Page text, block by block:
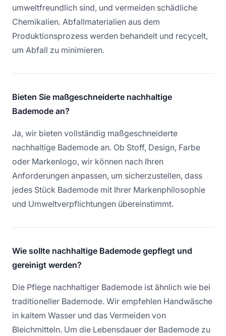
umweltfreundlich sind, und vermeiden schädliche
Chemikalien. Abfallmaterialien aus dem
Produktionsprozess werden behandelt und recycelt,
um Abfall zu minimieren.
Bieten Sie maßgeschneiderte nachhaltige
Bademode an?
Ja, wir bieten vollständig maßgeschneiderte
nachhaltige Bademode an. Ob Stoff, Design, Farbe
oder Markenlogo, wir können nach Ihren
Anforderungen anpassen, um sicherzustellen, dass
jedes Stück Bademode mit Ihrer Markenphilosophie
und Umweltverpflichtungen übereinstimmt.
Wie sollte nachhaltige Bademode gepflegt und
gereinigt werden?
Die Pflege nachhaltiger Bademode ist ähnlich wie bei
traditioneller Bademode. Wir empfehlen Handwäsche
in kaltem Wasser und das Vermeiden von
Bleichmitteln. Um die Lebensdauer der Bademode zu